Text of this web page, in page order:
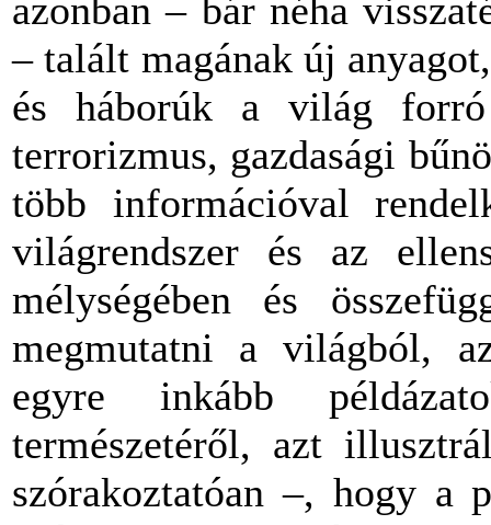
azonban – bár néha
– talált magának új
és háborúk a világ forró
terrorizmus, gazdasági
több információval
világrendszer és az
mélységében és
megmutatni a világból,
egyre inkább
természetéről, azt
szórakoztatóan –, hogy a